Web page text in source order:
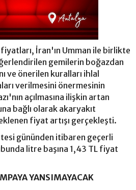
İran'ın Umman ile birlikte
gemilerin boğazdan
ve önerilen kuralları ihlal
verilmesini önermesinin
açılmasına ilişkin artan
bağlı olarak akaryakıt
fiyat artışı gerçekleşti.
gününden itibaren geçerli
litre başına 1,43 TL fiyat
YANSIMAYACAK